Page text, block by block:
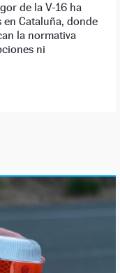
de la V-16 ha
Cataluña, donde
la normativa
ni